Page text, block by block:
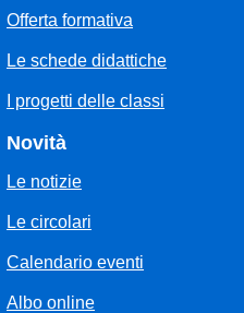
Offerta formativa
Le schede didattiche
I progetti delle classi
Novità
Le notizie
Le circolari
Calendario eventi
Albo online